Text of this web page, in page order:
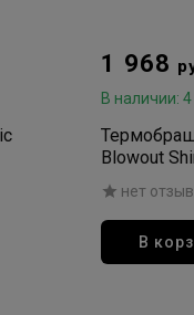
1 968
В наличии:
Blowout
нет
В